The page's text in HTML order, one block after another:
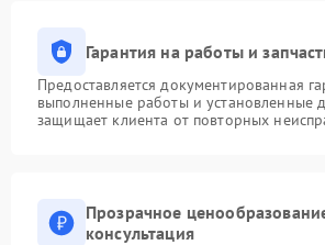
Гарантия на работы и
Предоставляется документированная
выполненные работы и установленные
защищает клиента от повторных
Прозрачное
консультация